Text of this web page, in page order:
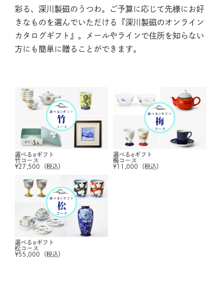
彩る、深川製磁のうつわ。ご予算に応じて先様にお好
きなものを選んでいただける『深川製磁のオンライン
カタログギフト』。メールやラインで住所を知らない
方にも簡単に贈ることができます。
選べるeギフト
竹コース
¥27,500 （税込）
選べるeギフト
梅コース
¥11,000 （税込）
選べるeギフト
松コース
¥55,000 （税込）